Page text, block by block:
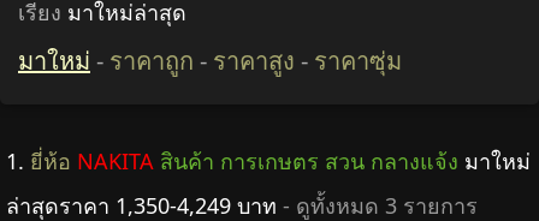
เรียง มาใหม่ล่าสุด
มาใหม่ - ราคาถูก - ราคาสูง - ราคาซุ่ม
1. ยี่ห้อ NAKITA สินค้า การเกษตร สวน กลางแจ้ง มาใหม่
ล่าสุดราคา 1,350-4,249 บาท - ดูทั้งหมด 3 รายการ